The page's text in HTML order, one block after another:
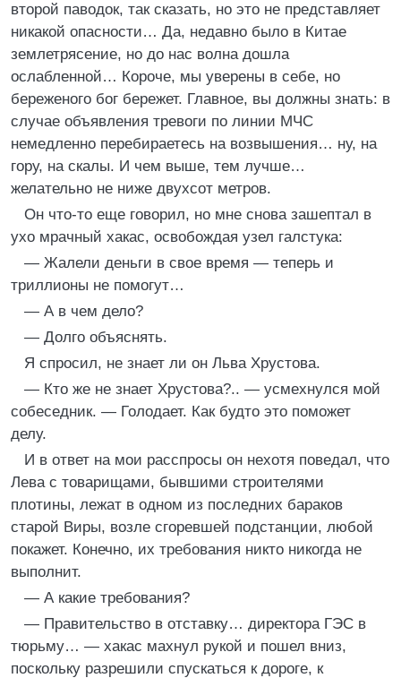
второй паводок, так сказать, но это не представляет
никакой опасности… Да, недавно было в Китае
землетрясение, но до нас волна дошла
ослабленной… Короче, мы уверены в себе, но
береженого бог бережет. Главное, вы должны знать: в
случае объявления тревоги по линии МЧС
немедленно перебираетесь на возвышения… ну, на
гору, на скалы. И чем выше, тем лучше…
желательно не ниже двухсот метров.
Он что-то еще говорил, но мне снова зашептал в
ухо мрачный хакас, освобождая узел галстука:
— Жалели деньги в свое время — теперь и
триллионы не помогут…
— А в чем дело?
— Долго объяснять.
Я спросил, не знает ли он Льва Хрустова.
— Кто же не знает Хрустова?.. — усмехнулся мой
собеседник. — Голодает. Как будто это поможет
делу.
И в ответ на мои расспросы он нехотя поведал, что
Лева с товарищами, бывшими строителями
плотины, лежат в одном из последних бараков
старой Виры, возле сгоревшей подстанции, любой
покажет. Конечно, их требования никто никогда не
выполнит.
— А какие требования?
— Правительство в отставку… директора ГЭС в
тюрьму… — хакас махнул рукой и пошел вниз,
поскольку разрешили спускаться к дороге, к